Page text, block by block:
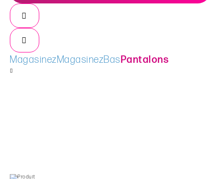
MagasinezMagasinezBasPantalons